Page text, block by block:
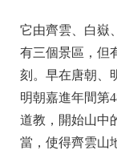
它由齊雲、白嶽
有三個景區，但
刻。早在唐朝、
明朝嘉進年間第
道教，開始山中
當，使得齊雲山